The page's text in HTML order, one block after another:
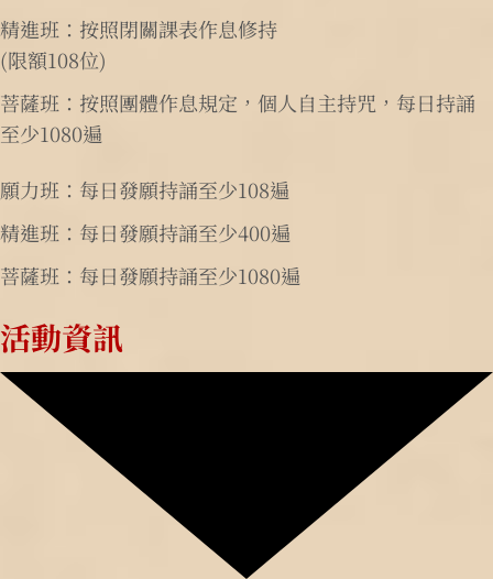
精進班：按照閉關課表作息修持
(限額108位)
菩薩班：按照團體作息規定，個人自主持咒，每日持誦
至少1080遍
願力班：每日發願持誦至少108遍
精進班：每日發願持誦至少400遍
菩薩班：每日發願持誦至少1080遍
活動資訊